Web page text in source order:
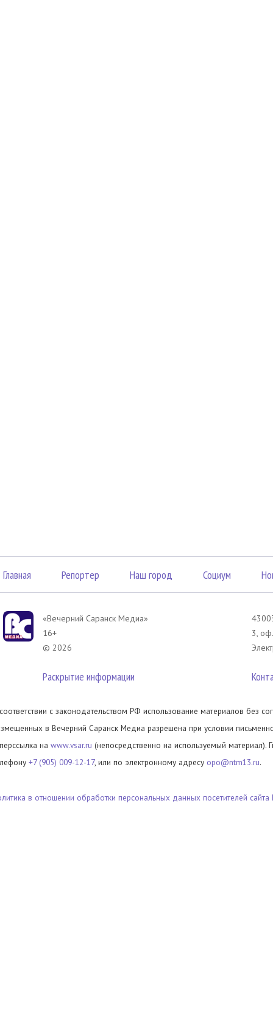
Главная Репортер Наш город Социум
«Вечерний Саранск Mедиа»
16+
© 2026
Раскрытие информации
3,
с законодательством РФ использование материалов без
в Вечерний Саранск Медиа разрешена при условии
на www.vsar.ru (непосредственно на используемый материал).
+7 (905) 009-12-17, или по электронному адресу opo@ntm13.ru.
в отношении обработки персональных данных посетителей